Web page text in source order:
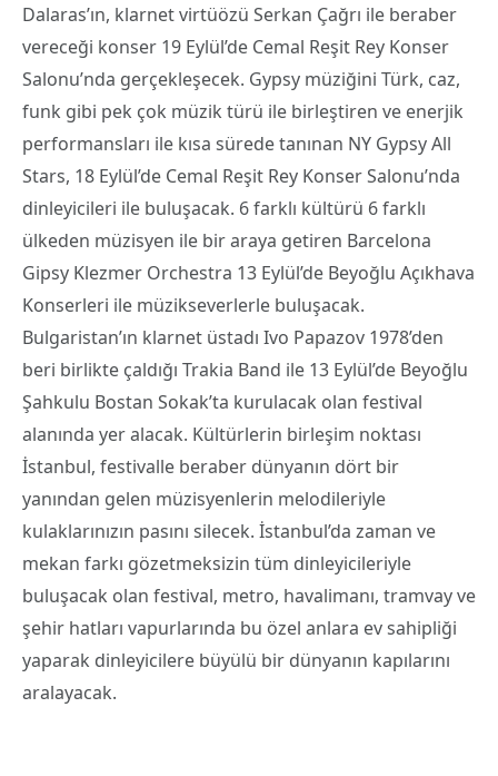
Dalaras’ın, klarnet virtüözü Serkan Çağrı ile beraber
vereceği konser 19 Eylül’de Cemal Reşit Rey Konser
Salonu’nda gerçekleşecek. Gypsy müziğini Türk, caz,
funk gibi pek çok müzik türü ile birleştiren ve enerjik
performansları ile kısa sürede tanınan NY Gypsy All
Stars, 18 Eylül’de Cemal Reşit Rey Konser Salonu’nda
dinleyicileri ile buluşacak. 6 farklı kültürü 6 farklı
ülkeden müzisyen ile bir araya getiren Barcelona
Gipsy Klezmer Orchestra 13 Eylül’de Beyoğlu Açıkhava
Konserleri ile müzikseverlerle buluşacak.
Bulgaristan’ın klarnet üstadı Ivo Papazov 1978’den
beri birlikte çaldığı Trakia Band ile 13 Eylül’de Beyoğlu
Şahkulu Bostan Sokak’ta kurulacak olan festival
alanında yer alacak. Kültürlerin birleşim noktası
İstanbul, festivalle beraber dünyanın dört bir
yanından gelen müzisyenlerin melodileriyle
kulaklarınızın pasını silecek. İstanbul’da zaman ve
mekan farkı gözetmeksizin tüm dinleyicileriyle
buluşacak olan festival, metro, havalimanı, tramvay ve
şehir hatları vapurlarında bu özel anlara ev sahipliği
yaparak dinleyicilere büyülü bir dünyanın kapılarını
aralayacak.